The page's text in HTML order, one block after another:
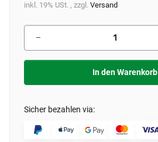
inkl. 19% USt. , zzgl. Versand
In den Warenkorb
Sicher bezahlen via: